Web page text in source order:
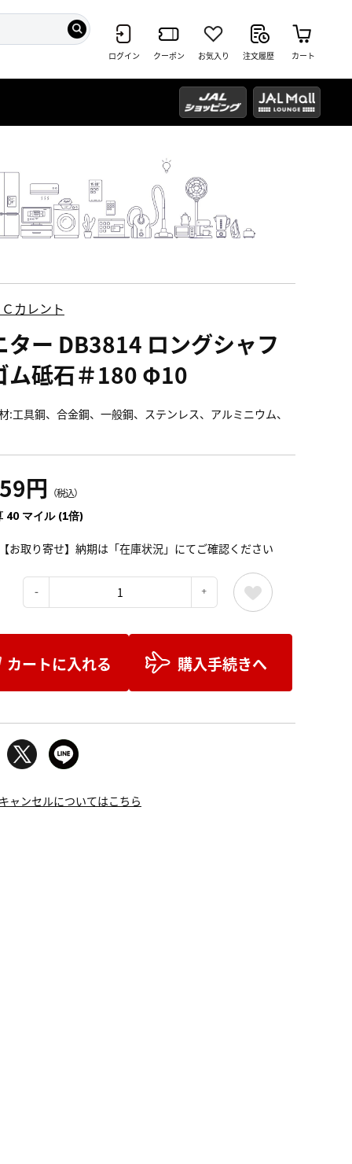
ログイン クーポン お気入り 注文履歴 カート
カレント
ター DB3814 ロングシャフ
ム砥石＃180 Φ10
:工具鋼、合金鋼、一般鋼、ステンレス、アルミニウム、
円 （税込）
40 マイル (1倍)
お取り寄せ】納期は「在庫状況」にてご確認ください
カートに入れる 購入手続きへ
ャンセルについてはこちら